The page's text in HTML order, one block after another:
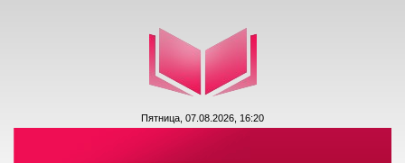
Пятница, 07.08.2026, 16:20